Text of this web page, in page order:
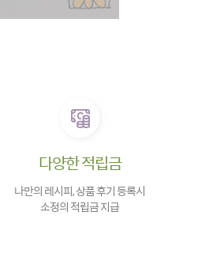
다양한 적립금
나만의 레시피, 상품 후기 등록시
소정의 적립금 지급